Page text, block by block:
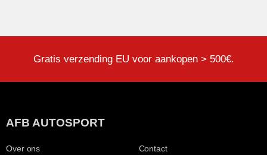
Gratis verzending EU voor aankopen > 500€.
AFB AUTOSPORT
Over ons Contact